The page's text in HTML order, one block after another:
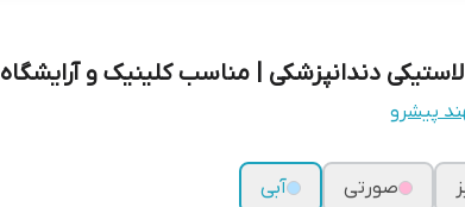
دندانپزشکی | مناسب کلینیک و آرایشگاه
پیشرو
صورتی
آبی